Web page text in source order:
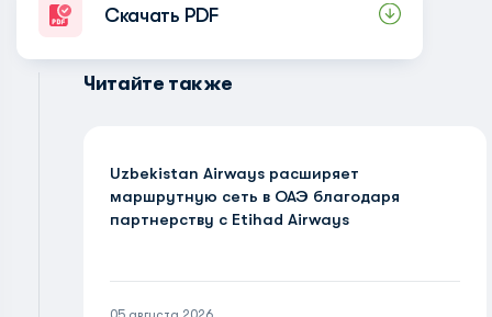
Скачать PDF
Читайте также
Uzbekistan Airways расширяет
маршрутную сеть в ОАЭ благодаря
партнерству с Etihad Airways